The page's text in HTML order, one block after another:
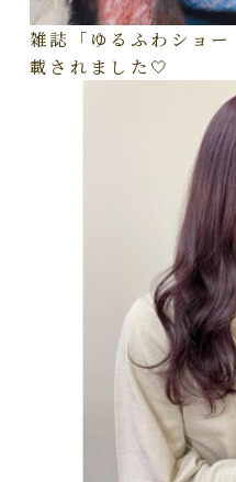
雑誌「ゆるふわショ
載されました🤍